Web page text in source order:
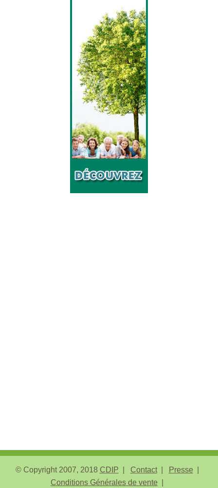
© Copyright 2007, 2018 CDIP Contact
Presse
Conditions Générales de vente